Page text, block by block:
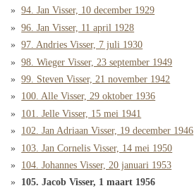
94. Jan Visser, 10 december 1929
96. Jan Visser, 11 april 1928
97. Andries Visser, 7 juli 1930
98. Wieger Visser, 23 september 1949
99. Steven Visser, 21 november 1942
100. Alle Visser, 29 oktober 1936
101. Jelle Visser, 15 mei 1941
102. Jan Adriaan Visser, 19 december 1946
103. Jan Cornelis Visser, 14 mei 1950
104. Johannes Visser, 20 januari 1953
105. Jacob Visser, 1 maart 1956